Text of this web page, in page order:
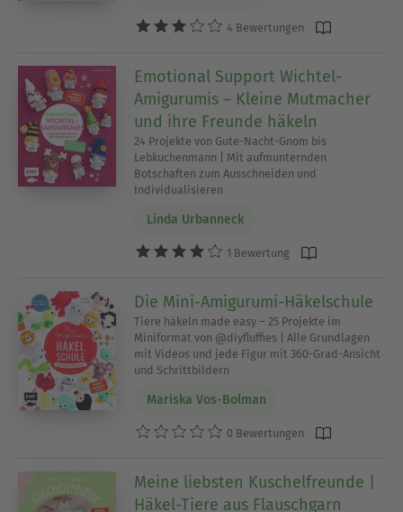
4 Bewertungen
Emotional Support Wichtel-
Amigurumis – Kleine Mutmacher
und ihre Freunde häkeln
24 Projekte von Gute-Nacht-Gnom bis
Lebkuchenmann | Mit aufmunternden
Botschaften zum Ausschneiden und
Individualisieren
Linda Urbanneck
1 Bewertung
Die Mini-Amigurumi-Häkelschule
Tiere häkeln made easy – 25 Projekte im
Miniformat von @diyfluffies | Alle Grundlagen
mit Videos und jede Figur mit 360-Grad-Ansicht
und Schrittbildern
Mariska Vos-Bolman
0 Bewertungen
Meine liebsten Kuschelfreunde |
Häkel-Tiere aus Flauschgarn